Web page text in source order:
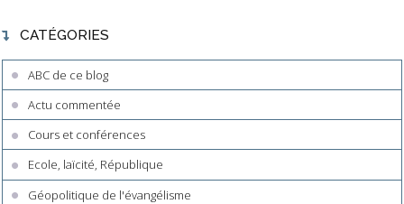
CATÉGORIES
ABC de ce blog
Actu commentée
Cours et conférences
Ecole, laïcité, République
Géopolitique de l'évangélisme